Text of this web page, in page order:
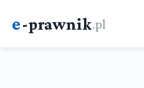
e-prawnik.pl